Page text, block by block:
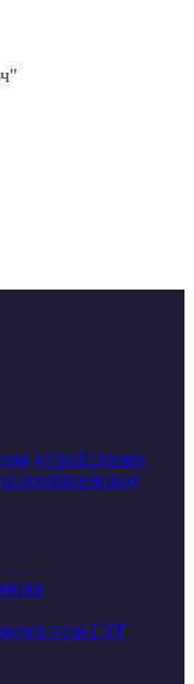
устройствами
газа СУГ